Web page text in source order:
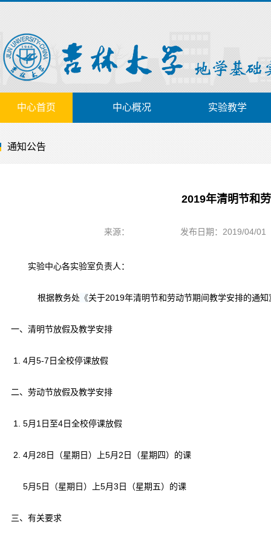
中心首页 中心概况 实验教学
通知公告
2019年清明节和
来源： 发布日期：2019/04/01
实验中心各实验室负责人：
根据教务处 《关于2019年清明节和劳动节期间教学安排的通
一、清明节放假及教学安排
1. 4月5-7日全校停课放假
二、劳动节放假及教学安排
1. 5月1日至4日全校停课放假
2. 4月28日（星期日）上5月2日（星期四）的课
5月5日（星期日）上5月3日（星期五）的课
三、有关要求